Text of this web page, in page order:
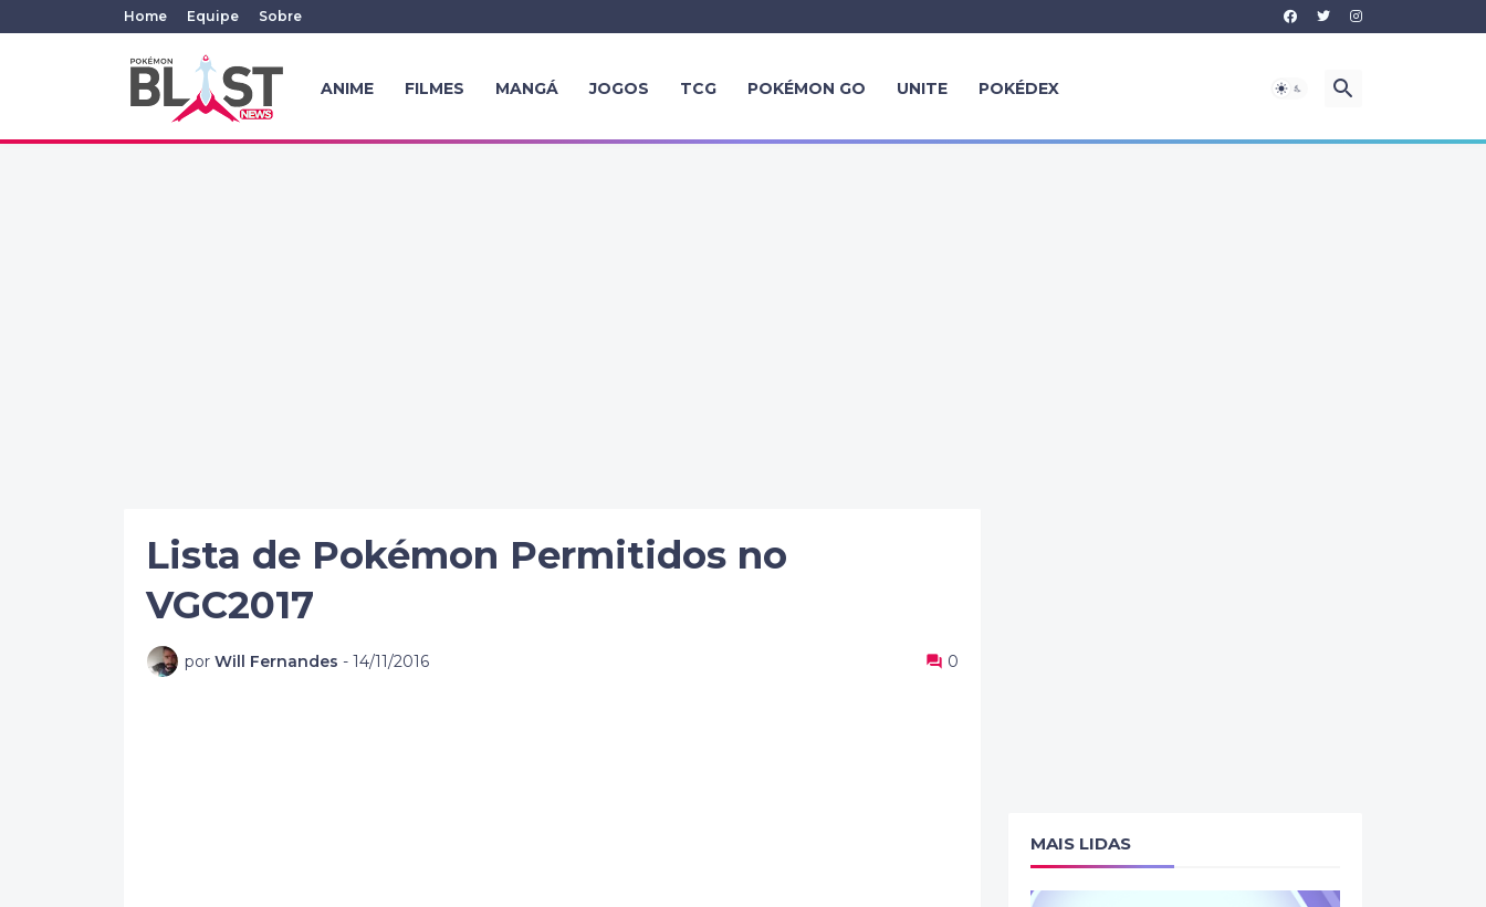
Home Equipe Sobre
ANIME FILMES MANGÁ JOGOS TCG POKÉMON GO UNITE POKÉDEX
Lista de Pokémon Permitidos no
VGC2017
por Will Fernandes - 14/11/2016 0
MAIS LIDAS